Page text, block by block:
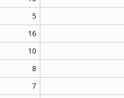
5
16
10
8
7